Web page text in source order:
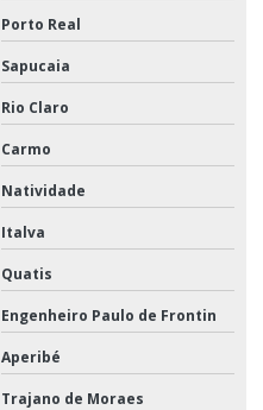
Porto Real
Sapucaia
Rio Claro
Carmo
Natividade
Italva
Quatis
Engenheiro Paulo de Frontin
Aperibé
Trajano de Moraes